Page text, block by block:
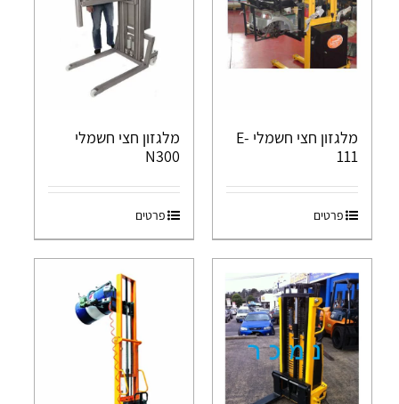
מלגזון חצי חשמלי E-
111
פרטים
מלגזון חצי חשמלי
N300
פרטים